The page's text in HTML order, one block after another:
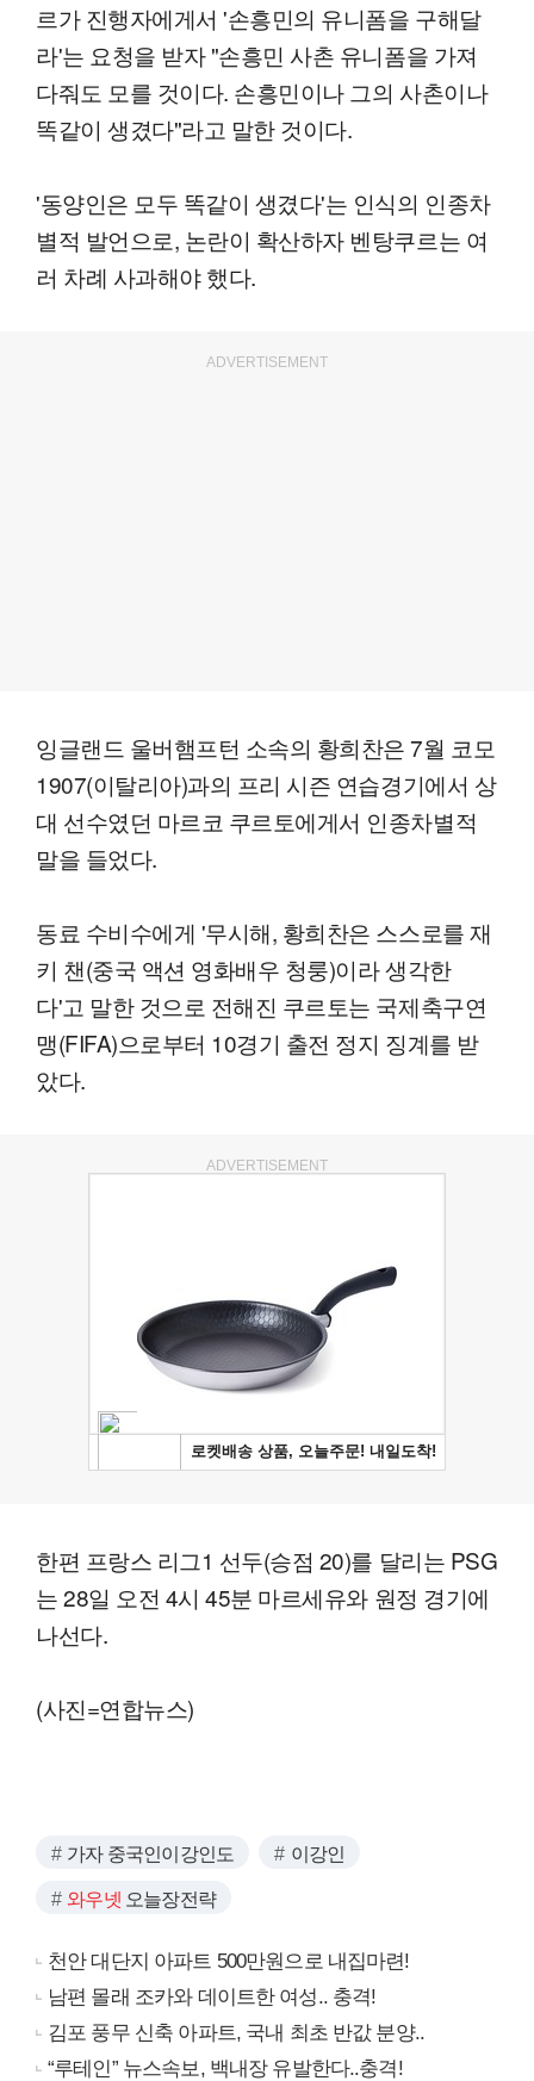
르가 진행자에게서 '손흥민의 유니폼을 구해달
라'는 요청을 받자 "손흥민 사촌 유니폼을 가져
다줘도 모를 것이다. 손흥민이나 그의 사촌이나
똑같이 생겼다"라고 말한 것이다.
'동양인은 모두 똑같이 생겼다'는 인식의 인종차
별적 발언으로, 논란이 확산하자 벤탕쿠르는 여
러 차례 사과해야 했다.
ADVERTISEMENT
잉글랜드 울버햄프턴 소속의 황희찬은 7월 코모
1907(이탈리아)과의 프리 시즌 연습경기에서 상
대 선수였던 마르코 쿠르토에게서 인종차별적
말을 들었다.
동료 수비수에게 '무시해, 황희찬은 스스로를 재
키 챈(중국 액션 영화배우 청룽)이라 생각한
다'고 말한 것으로 전해진 쿠르토는 국제축구연
맹(FIFA)으로부터 10경기 출전 정지 징계를 받
았다.
ADVERTISEMENT
한편 프랑스 리그1 선두(승점 20)를 달리는 PSG
는 28일 오전 4시 45분 마르세유와 원정 경기에
나선다.
(사진=연합뉴스)
가자 중국인이강인도 이강인
와우넷 오늘장전략
천안 대단지 아파트 500만원으로 내집마련!
남편 몰래 조카와 데이트한 여성.. 충격!
김포 풍무 신축 아파트, 국내 최초 반값 분양..
“루테인” 뉴스속보, 백내장 유발한다..충격!